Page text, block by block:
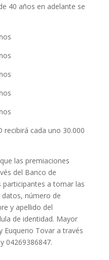
40 años en adelante se
recibirá cada uno 30.000
las premiaciones
del Banco de
participantes a tomar las
número de
y apellido del
de identidad. Mayor
Euquerio Tovar a través
04269386847.